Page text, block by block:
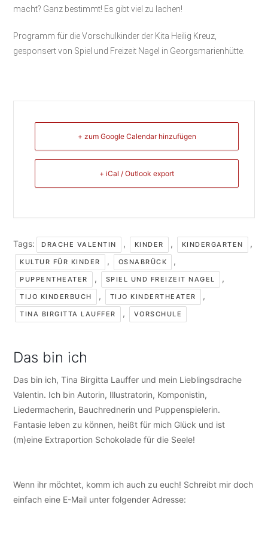
macht? Ganz bestimmt! Es gibt viel zu lachen!
Programm für die Vorschulkinder der Kita Heilig Kreuz,
gesponsert von Spiel und Freizeit Nagel in Georgsmarienhütte.
+ zum Google Calendar hinzufügen
+ iCal / Outlook export
Tags: DRACHE VALENTIN , KINDER , KINDERGARTEN ,
KULTUR FÜR KINDER , OSNABRÜCK ,
PUPPENTHEATER , SPIEL UND FREIZEIT NAGEL ,
TIJO KINDERBUCH , TIJO KINDERTHEATER ,
TINA BIRGITTA LAUFFER , VORSCHULE
Das bin ich
Das bin ich, Tina Birgitta Lauffer und mein Lieblingsdrache
Valentin. Ich bin Autorin, Illustratorin, Komponistin,
Liedermacherin, Bauchrednerin und Puppenspielerin.
Fantasie leben zu können, heißt für mich Glück und ist
(m)eine Extraportion Schokolade für die Seele!
Wenn ihr möchtet, komm ich auch zu euch! Schreibt mir doch
einfach eine E-Mail unter folgender Adresse: